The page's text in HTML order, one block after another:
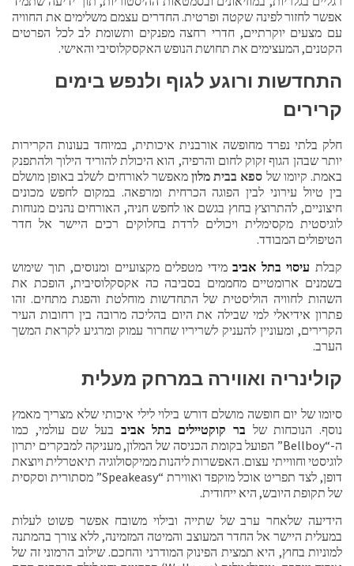
אפשר לחזור לפינה שקטה ופרטית. החדרים עצמם משלימים את החוויה
עם מצעים יוקרתיים, חדרי רחצה מפנקים ותשומת לב לכל הפרטים
הקטנים, המעצימים את תחושת הנופש האקסקלוסיבי והאישי.
התחדשות ורוגע לגוף ולנפש בימים
קרירים
חלק בלתי נפרד מחופשה אורבנית איכותית, במיוחד בעונות הקרירות
יותר שבהן הגוף זקוק לחום והרפיה, הוא היכולת להוריד הילוך ולהתפנק
באמת. קיומו של ספא בבית מלון מאפשר לאורחים לשלב באופן מושלם
בין טיול עירוני לבין הפוגה הכרחית ומרפאה. במקום לחפש מכונים
חיצוניים, להתרוצץ בחוץ בגשם או לחפש חניה, האורחים נהנים מנוחות
לוגיסטית מקסימלית ויכולים לרדת בחלוקים רכים היישר אל חדר
הטיפולים המבודד.
קבלת עיסוי בתל אביבמידי מטפלים מקצועיים ומנוסים, תוך שימוש
בשמנים ארומטיים מחממים בסביבה כה אקסקלוסיבית, הופכת את
השהות לחוויה הוליסטית של התחדשות מוחלטת והפגת מתחים. זהו
פתרון אידיאלי למי שבילה את היום בהליכה מרובה בין רחובות העיר
הקרירים, ומעוניין להעניק לשריריו שחרור עמוק ומרגיע לקראת המשך
הערב.
קולינריה ואווירה במרחק מעלית
סיומו של יום חופשה מושלם דורש בילוי לילי איכותי שלא מצריך מאמץ
נוסף. הנוכחות של בר קוקטיילים בתל אביב בעל שם עולמי, כמו
ה-“Bellboy” הפועל בקומת הכניסה של המלון, מעניקה למבקרים יתרון
לוגיסטי וחווייתי עצום. האפשרות ליהנות ממיקסולוגיה תיאטרלית ויוצאת
דופן, לצד תפריט אוכל מוקפד ואווירת “Speakeasy” מסתורית וסקסית
של תקופת היובש, היא ייחודית.
הידיעה שלאחר ערב של שתייה ובילוי משובח אפשר פשוט לעלות
במעלית היישר אל החדר המעוצב והמיטה המזמינה, ללא צורך בהמתנה
למוניות בחוץ, היא תמצית הפינוק המודרני והחכם. שילוב הרמוני זה של